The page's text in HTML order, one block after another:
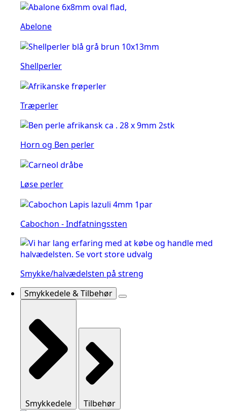
Abelone
Shellperler
Træperler
Horn og Ben perler
Løse perler
Cabochon - Indfatningssten
Smykke/halvædelsten på streng
Smykkedele & Tilbehør
Smykkedele Tilbehør